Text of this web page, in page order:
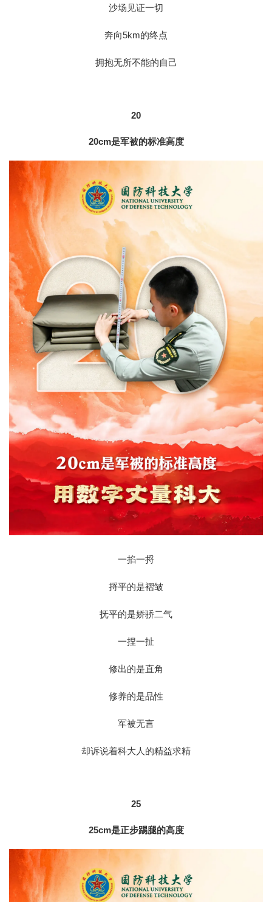
沙场见证一切
奔向5km的终点
拥抱无所不能的自己
20
20cm是军被的标准高度
一掐一捋
捋平的是褶皱
抚平的是娇骄二气
一捏一扯
修出的是直角
修养的是品性
军被无言
却诉说着科大人的精益求精
25
25cm是正步踢腿的高度